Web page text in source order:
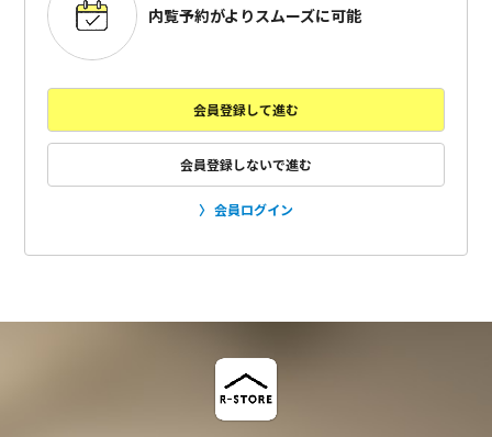
内覧予約がよりスムーズに可能
会員登録して進む
会員登録しないで進む
会員ログイン